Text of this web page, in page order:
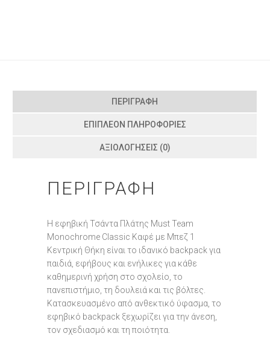
ΠΕΡΙΓΡΑΦΉ
ΕΠΙΠΛΈΟΝ ΠΛΗΡΟΦΟΡΊΕΣ
ΑΞΙΟΛΟΓΉΣΕΙΣ (0)
ΠΕΡΙΓΡΑΦΉ
Η εφηβική Τσάντα Πλάτης Must Team
Monochrome Classic Καφέ με Μπεζ 1
Κεντρική Θήκη είναι το ιδανικό backpack για
παιδιά, εφήβους και ενήλικες για κάθε
καθημερινή χρήση στο σχολείο, το
πανεπιστήμιο, τη δουλειά και τις βόλτες.
Κατασκευασμένο από ανθεκτικό ύφασμα, το
εφηβικό backpack ξεχωρίζει για την άνεση,
τον σχεδιασμό και τη ποιότητα.